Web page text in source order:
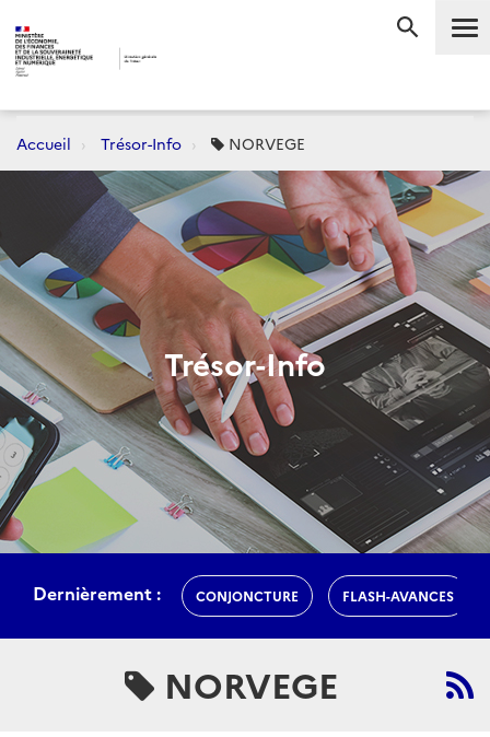
Accueil Trésor-Info NORVEGE
Trésor-Info
Dernièrement : CONJONCTURE FLASH-AVANCES
NORVEGE